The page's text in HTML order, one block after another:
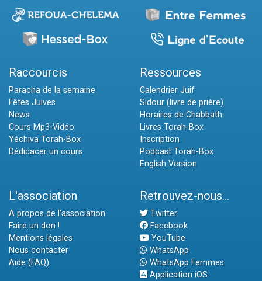
Raccourcis
Paracha de la semaine
Fêtes Juives
News
Cours Mp3-Vidéo
Yéchiva Torah-Box
Dédicacer un cours
Ressources
Calendrier Juif
Sidour (livre de prière)
Horaires de Chabbath
Livres Torah-Box
Inscription
Podcast Torah-Box
English Version
L'association
A propos de l'association
Faire un don !
Mentions légales
Nous contacter
Aide (FAQ)
Retrouvez-nous...
Twitter
Facebook
YouTube
WhatsApp
WhatsApp Femmes
Application iOS